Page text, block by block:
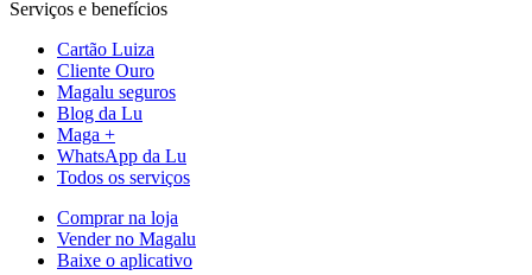
Serviços e benefícios
Cartão Luiza
Cliente Ouro
Magalu seguros
Blog da Lu
Maga +
WhatsApp da Lu
Todos os serviços
Comprar na loja
Vender no Magalu
Baixe o aplicativo